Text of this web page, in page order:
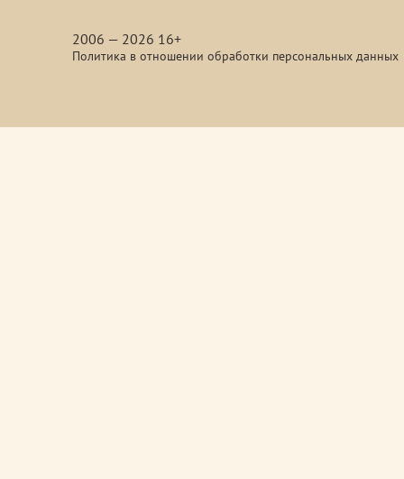
2006 — 2026 16+
Политика в отношении обработки персональных данных